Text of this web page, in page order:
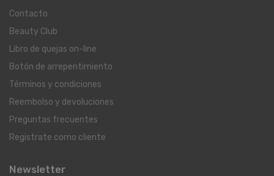
Contacto
Beauty Club
Libro de quejas on-line
Botón de arrepentimiento
Términos y condiciones
Reembolso y devoluciones
Preguntas frecuentes
Registrate como cliente
Newsletter